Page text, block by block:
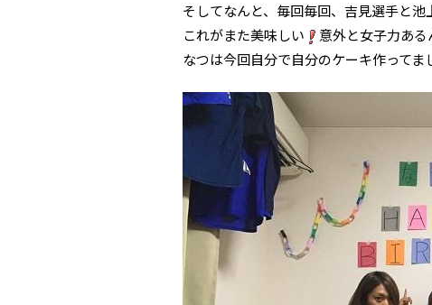
そしてなんと、毎回毎回、吉見選手と
これがまた美味しい
意外と女子力ある
なつは今回自分で自分のケーキ作ってま